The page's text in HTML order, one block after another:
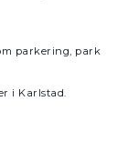
parkering, park
i Karlstad.